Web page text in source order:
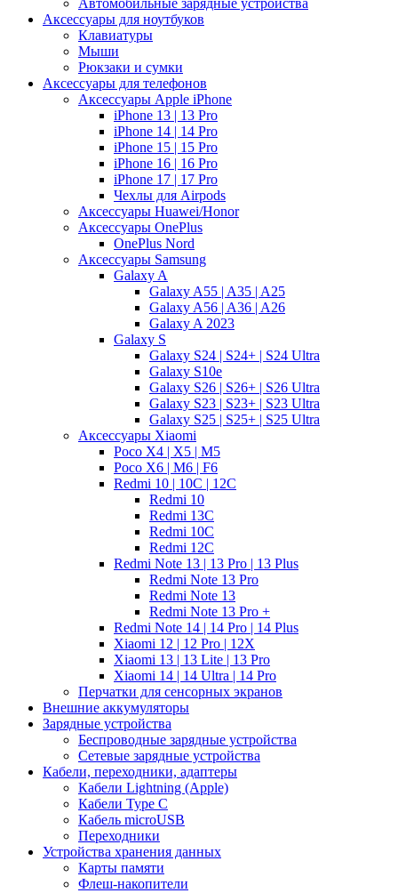
Автомобильные зарядные устройства
Аксессуары для ноутбуков
Клавиатуры
Мыши
Рюкзаки и сумки
Аксессуары для телефонов
Аксессуары Apple iPhone
iPhone 13 | 13 Pro
iPhone 14 | 14 Pro
iPhone 15 | 15 Pro
iPhone 16 | 16 Pro
iPhone 17 | 17 Pro
Чехлы для Airpods
Аксессуары Huawei/Honor
Аксессуары OnePlus
OnePlus Nord
Аксессуары Samsung
Galaxy A
Galaxy A55 | A35 | A25
Galaxy A56 | A36 | A26
Galaxy A 2023
Galaxy S
Galaxy S24 | S24+ | S24 Ultra
Galaxy S10e
Galaxy S26 | S26+ | S26 Ultra
Galaxy S23 | S23+ | S23 Ultra
Galaxy S25 | S25+ | S25 Ultra
Аксессуары Xiaomi
Poco X4 | X5 | M5
Poco X6 | M6 | F6
Redmi 10 | 10C | 12C
Redmi 10
Redmi 13C
Redmi 10C
Redmi 12C
Redmi Note 13 | 13 Pro | 13 Plus
Redmi Note 13 Pro
Redmi Note 13
Redmi Note 13 Pro +
Redmi Note 14 | 14 Pro | 14 Plus
Xiaomi 12 | 12 Pro | 12X
Xiaomi 13 | 13 Lite | 13 Pro
Xiaomi 14 | 14 Ultra | 14 Pro
Перчатки для сенсорных экранов
Внешние аккумуляторы
Зарядные устройства
Беспроводные зарядные устройства
Сетевые зарядные устройства
Кабели, переходники, адаптеры
Кабели Lightning (Apple)
Кабели Type C
Кабель microUSB
Переходники
Устройства хранения данных
Карты памяти
Флеш-накопители